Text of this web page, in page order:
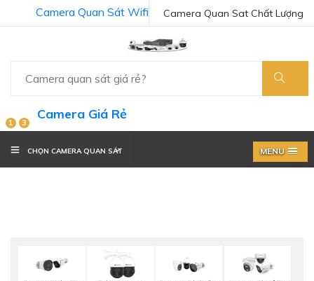
Camera Quan Sat Chất Lượng
Camera Quan Sát Wifi
1 3
Camera Giá Rẻ
CHỌN CAMERA QUAN SÁT MENU